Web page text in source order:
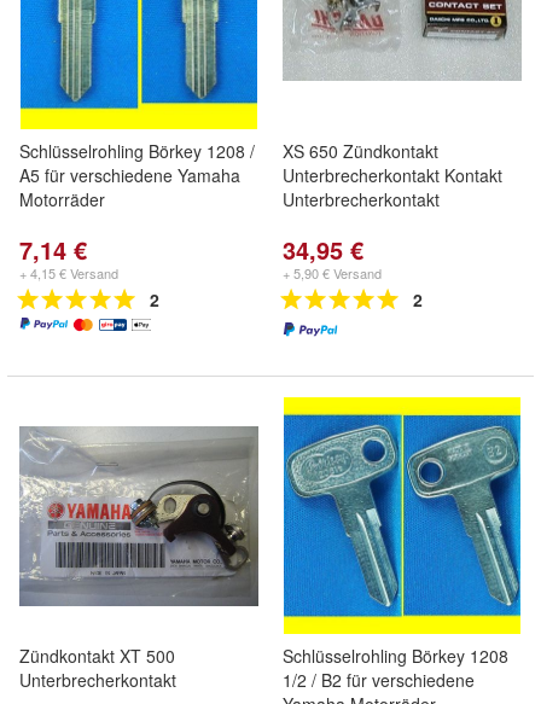
Schlüsselrohling Börkey 1208 /
A5 für verschiedene Yamaha
Motorräder
7,14 €
+ 4,15 € Versand
2
XS 650 Zündkontakt
Unterbrecherkontakt Kontakt
Unterbrecherkontakt
34,95 €
+ 5,90 € Versand
2
Zündkontakt XT 500
Unterbrecherkontakt
Schlüsselrohling Börkey 1208
1/2 / B2 für verschiedene